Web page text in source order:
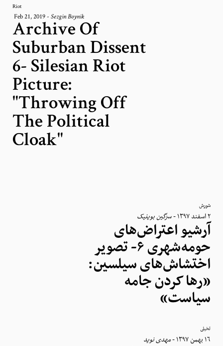
Riot
Feb 21, 2019- Sezgin Boynik
Archive Of
Suburban Dissent
6- Silesian Riot
Picture:
"Throwing Off
The Political
Cloak"
شورش
٢ اسفند ١٣٩٧ -سزگین بوینیک
آرشیو اعتراض‌های
حومه‌شهری ۶- تصویر
اختشاش‌های سیلسین:
«رها کردن جامه
سیاست»
تخیلی
١٦ بهمن ١٣٩٧ -مهدی نوید